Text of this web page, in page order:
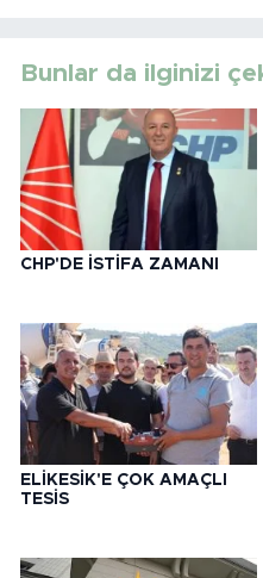
Bunlar da ilginizi
CHP'DE İSTİFA ZAMANI
ELİKESİK'E ÇOK AMAÇLI
TESİS